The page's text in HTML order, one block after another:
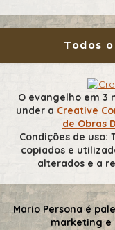
Todos
O evangelho em 3
under a Creative
de Obras
Condições de uso:
copiados e
alterados e a
Mario Persona é
marketing e